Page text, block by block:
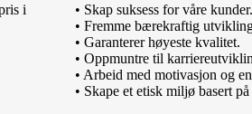
i
• Skap suksess for våre kunder.
• Fremme bærekraftig
• Garanterer høyeste kvalitet.
• Oppmuntre til
• Arbeid med motivasjon og
• Skape et etisk miljø basert